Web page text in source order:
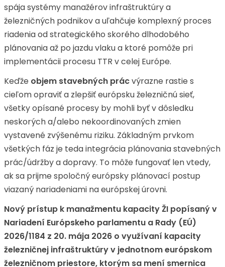
spája systémy manažérov infraštruktúry a
železničných podnikov a uľahčuje komplexný proces
riadenia od strategického skorého dlhodobého
plánovania až po jazdu vlaku a ktoré pomôže pri
implementácii procesu TTR v celej Európe.
Keďže objem stavebných prácvýrazne rastie s
cieľom opraviť a zlepšiť európsku železničnú sieť,
všetky opísané procesy by mohli byť v dôsledku
neskorých a/alebo nekoordinovaných zmien
vystavené zvýšenému riziku. Základným prvkom
všetkých fáz je teda integrácia plánovania stavebných
prác/údržby a dopravy. To môže fungovať len vtedy,
ak sa prijme spoločný európsky plánovací postup
viazaný nariadeniami na európskej úrovni.
Nový prístup k manažmentu kapacity ŽI popísaný v
Nariadení Európskeho parlamentu a Rady (EÚ)
2026/1184 z 20. mája 2026 o využívaní kapacity
železničnej infraštruktúry v jednotnom európskom
železničnom priestore, ktorým sa mení smernica